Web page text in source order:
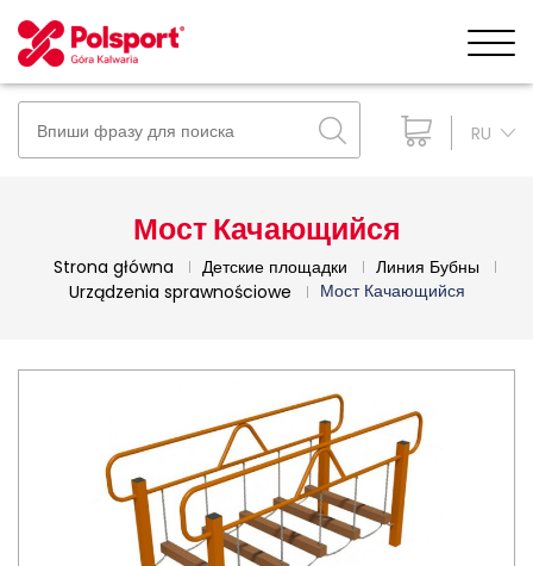
RU
Мост Качающийся
Strona główna Детские площадки
Линия Бубны
Urządzenia sprawnościowe
Мост Качающийся